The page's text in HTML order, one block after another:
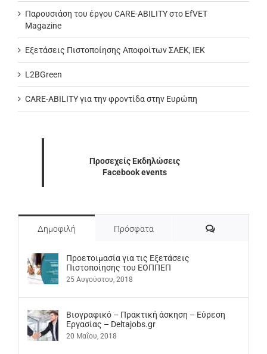
Παρουσιάση του έργου CARE-ABILITY στο EfVET
Magazine
Εξετάσεις Πιστοποίησης Αποφοίτων ΣΑΕΚ, ΙΕΚ
L2BGreen
CARE-ABILITY για την φροντίδα στην Ευρώπη
Προσεχείς Εκδηλώσεις
Facebook events
Δημοφιλή Πρόσφατα Σχόλια
Προετοιμασία για τις Εξετάσεις
Πιστοποίησης του ΕΟΠΠΕΠ
25 Αυγούστου, 2018
Βιογραφικό – Πρακτική άσκηση – Εύρεση
Εργασίας – Deltajobs.gr
20 Μαΐου, 2018